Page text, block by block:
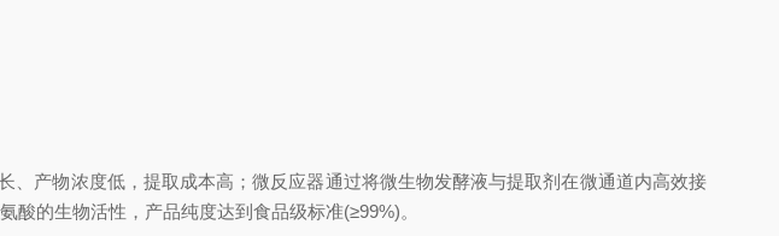
产物浓度低，提取成本高；微反应器通过将微生物发酵液与提取剂在微通道内高效接
的生物活性，产品纯度达到食品级标准(≥99%)。